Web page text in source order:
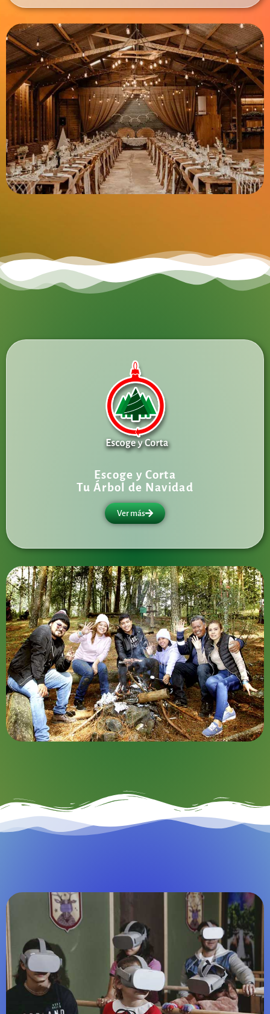
Escoge y Corta
Tu Árbol de Navidad
Ver más